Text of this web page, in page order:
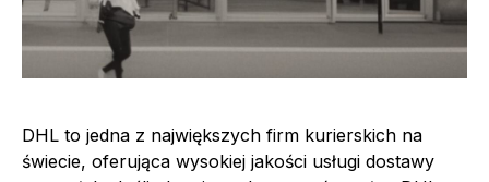
DHL to jedna z największych firm kurierskich na
świecie, oferująca wysokiej jakości usługi dostawy